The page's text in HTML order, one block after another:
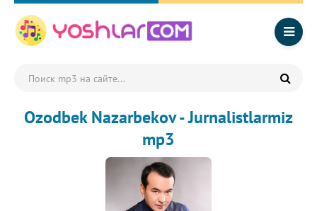
Ozodbek Nazarbekov - Jurnalistlarmiz
mp3